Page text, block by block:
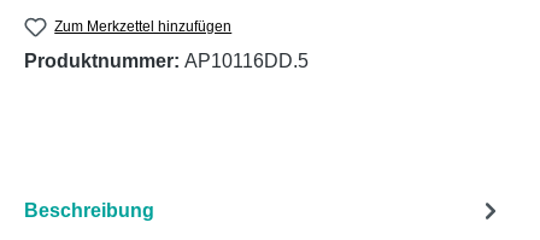
Zum Merkzettel hinzufügen
Produktnummer: AP10116DD.5
Beschreibung